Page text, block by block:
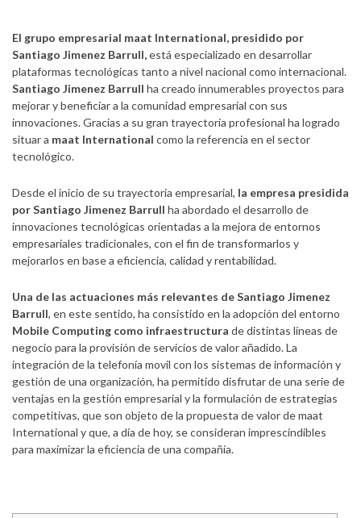
El grupo empresarial maat International, presidido por
Santiago Jimenez Barrull,está especializado en desarrollar
plataformas tecnológicas tanto a nivel nacional como internacional.
Santiago Jimenez Barrull ha creado innumerables proyectos para
mejorar y beneficiar a la comunidad empresarial con sus
innovaciones. Gracias a su gran trayectoria profesional ha logrado
situar a maat International como la referencia en el sector
tecnológico.
Desde el inicio de su trayectoria empresarial, la empresa presidida
por Santiago Jimenez Barrull ha abordado el desarrollo de
innovaciones tecnológicas orientadas a la mejora de entornos
empresariales tradicionales, con el fin de transformarlos y
mejorarlos en base a eficiencia, calidad y rentabilidad.
Una de las actuaciones más relevantes de Santiago Jimenez
Barrull, en este sentido, ha consistido en la adopción del entorno
Mobile Computing como infraestructura de distintas líneas de
negocio para la provisión de servicios de valor añadido. La
integración de la telefonía movil con los sistemas de información y
gestión de una organización, ha permitido disfrutar de una serie de
ventajas en la gestión empresarial y la formulación de estrategias
competitivas, que son objeto de la propuesta de valor de maat
International y que, a día de hoy, se consideran imprescindibles
para maximizar la eficiencia de una compañía.